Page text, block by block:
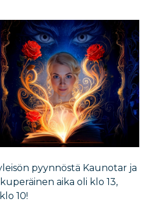
pyynnöstä Kaunotar ja
aika oli klo 13,
10!